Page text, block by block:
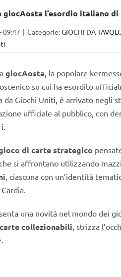
giocAosta l’esordio italiano di
09:47 | Categorie:GIOCHI DA
giocAosta , la popolare
su cui ha esordito
da Giochi Uniti, è arrivato negli
ufficiale al pubblico, con
di carte strategico
si affrontano utilizzando
, ciascuna con un’identità
una novità nel mondo dei
collezionabili , strizza